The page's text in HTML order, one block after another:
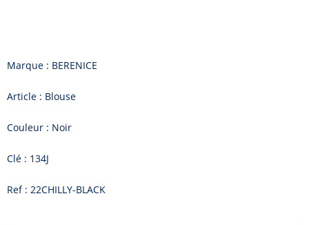
Marque : BERENICE
Article : Blouse
Couleur : Noir
Clé : 134J
Ref : 22CHILLY-BLACK